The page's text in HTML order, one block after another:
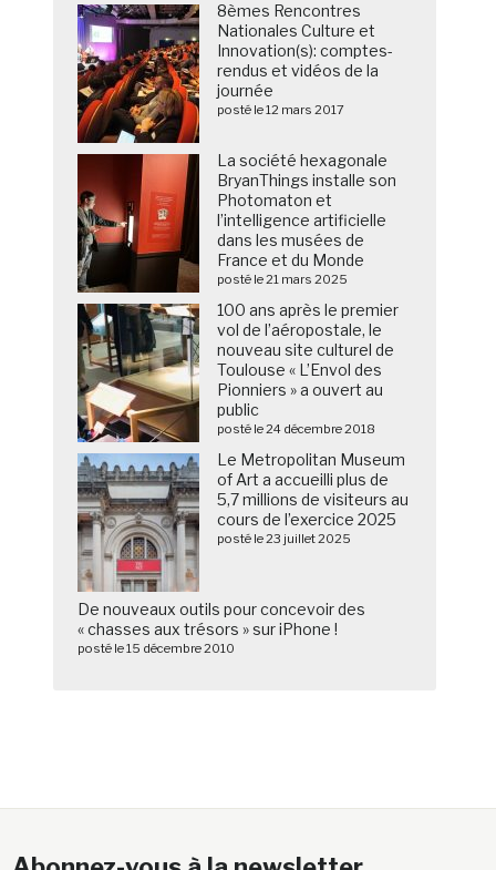
8èmes Rencontres
Nationales Culture et
Innovation(s): comptes-
rendus et vidéos de la
journée
posté le 12 mars 2017
La société hexagonale
BryanThings installe son
Photomaton et
l’intelligence artificielle
dans les musées de
France et du Monde
posté le 21 mars 2025
100 ans après le premier
vol de l’aéropostale, le
nouveau site culturel de
Toulouse « L’Envol des
Pionniers » a ouvert au
public
posté le 24 décembre 2018
Le Metropolitan Museum
of Art a accueilli plus de
5,7 millions de visiteurs au
cours de l’exercice 2025
posté le 23 juillet 2025
De nouveaux outils pour concevoir des
« chasses aux trésors » sur iPhone !
posté le 15 décembre 2010